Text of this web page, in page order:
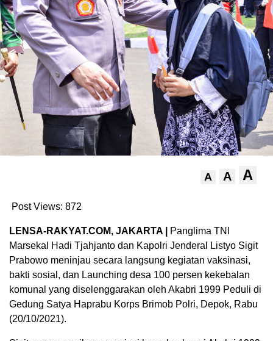
A A A
Post Views: 872
LENSA-RAKYAT.COM, JAKARTA |
Panglima TNI
Marsekal Hadi Tjahjanto dan Kapolri Jenderal Listyo Sigit
Prabowo meninjau secara langsung kegiatan vaksinasi,
bakti sosial, dan Launching desa 100 persen kekebalan
komunal yang diselenggarakan oleh Akabri 1999 Peduli di
Gedung Satya Haprabu Korps Brimob Polri, Depok, Rabu
(20/10/2021).